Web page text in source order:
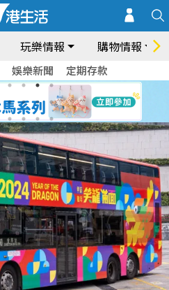
玩樂情報 購物情報
娛樂新聞 定期存款